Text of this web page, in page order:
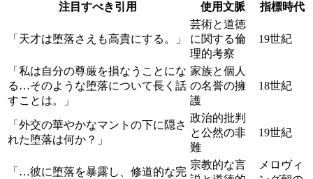
注目すべき引用 使用文脈 指標時代
「天才は堕落さえも高貴にする。」
芸術と道徳
に関する倫
理的考察
19世紀
「私は自分の尊厳を損なうことにな
る…そのような堕落について長く話
すことは。」
家族と個人
の名誉の擁
護
18世紀
「外交の華やかなマントの下に隠さ
れた堕落は何か？」
政治的批判
と公然の非
難
19世紀
「…彼に堕落を暴露し、修道的な完
宗教的な言
メロヴィ